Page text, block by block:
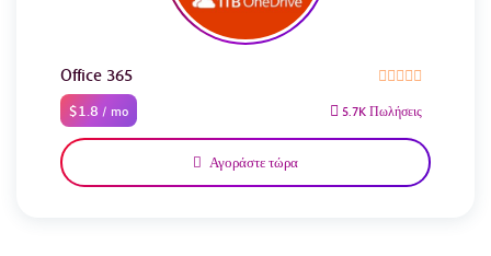
Office 365
$1.8 / mo 5.7K Πωλήσεις
Αγοράστε τώρα